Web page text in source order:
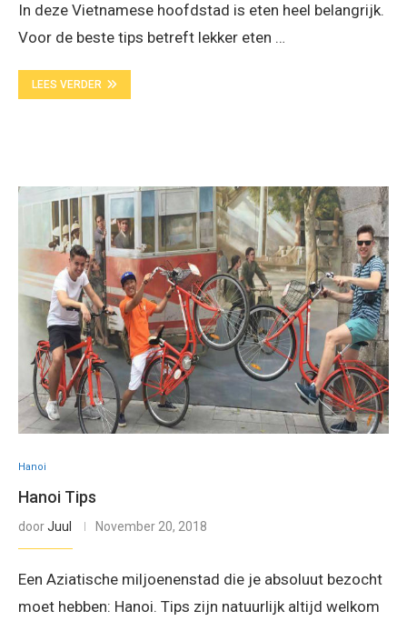
In deze Vietnamese hoofdstad is eten heel belangrijk.
Voor de beste tips betreft lekker eten …
LEES VERDER
Hanoi
Hanoi Tips
doorJuul November 20, 2018
Een Aziatische miljoenenstad die je absoluut bezocht
moet hebben: Hanoi. Tips zijn natuurlijk altijd welkom